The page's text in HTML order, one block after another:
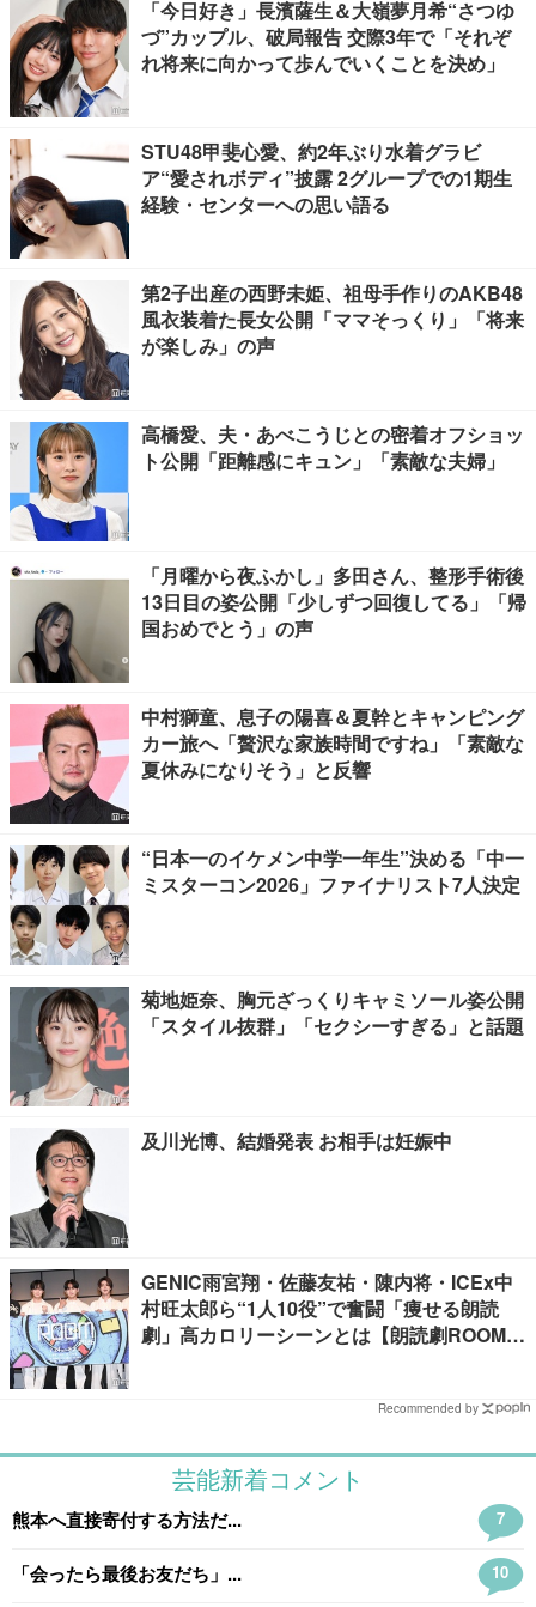
「今日好き」長濱薩生＆大嶺夢月希“さつゆ
づ”カップル、破局報告 交際3年で「それぞ
れ将来に向かって歩んでいくことを決め」
STU48甲斐心愛、約2年ぶり水着グラビ
ア“愛されボディ”披露 2グループでの1期生
経験・センターへの思い語る
第2子出産の西野未姫、祖母手作りのAKB48
風衣装着た長女公開「ママそっくり」「将来
が楽しみ」の声
高橋愛、夫・あべこうじとの密着オフショッ
ト公開「距離感にキュン」「素敵な夫婦」
「月曜から夜ふかし」多田さん、整形手術後
13日目の姿公開「少しずつ回復してる」「帰
国おめでとう」の声
中村獅童、息子の陽喜＆夏幹とキャンピング
カー旅へ「贅沢な家族時間ですね」「素敵な
夏休みになりそう」と反響
“日本一のイケメン中学一年生”決める「中一
ミスターコン2026」ファイナリスト7人決定
菊地姫奈、胸元ざっくりキャミソール姿公開
「スタイル抜群」「セクシーすぎる」と話題
及川光博、結婚発表 お相手は妊娠中
GENIC雨宮翔・佐藤友祐・陳内将・ICEx中
村旺太郎ら“1人10役”で奮闘「痩せる朗読
劇」高カロリーシーンとは【朗読劇ROOM2
Recommended by